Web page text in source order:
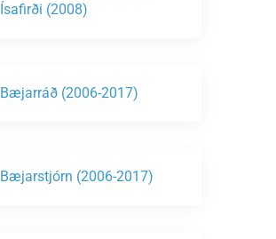
Ísafirði (2008)
Bæjarráð (2006-2017)
Bæjarstjórn (2006-2017)